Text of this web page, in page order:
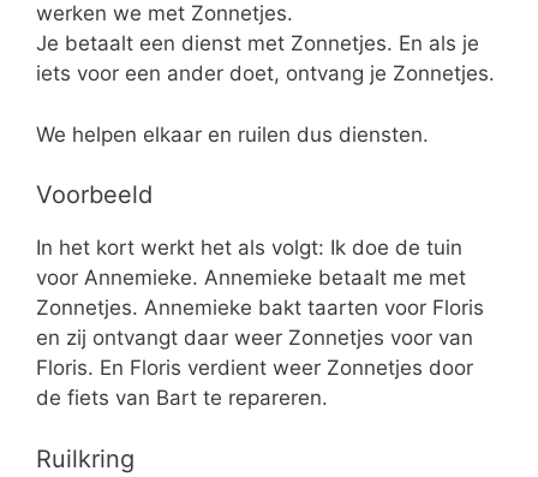
werken we met Zonnetjes.
Je betaalt een dienst met Zonnetjes. En als je
iets voor een ander doet, ontvang je Zonnetjes.
We helpen elkaar en ruilen dus diensten.
Voorbeeld
In het kort werkt het als volgt: Ik doe de tuin
voor Annemieke. Annemieke betaalt me met
Zonnetjes. Annemieke bakt taarten voor Floris
en zij ontvangt daar weer Zonnetjes voor van
Floris. En Floris verdient weer Zonnetjes door
de fiets van Bart te repareren.
Ruilkring